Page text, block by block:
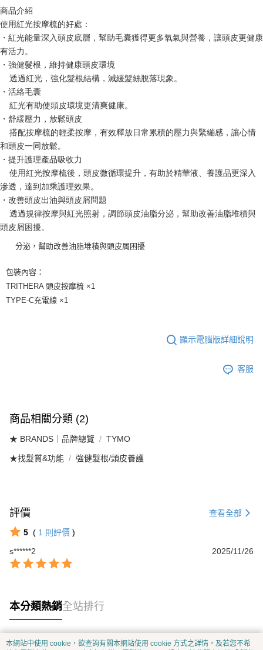
宅配-離島
每筆NT$100
商品介紹
使用紅光按摩梳的好處：
・紅光能量深入頭皮底層，幫助毛囊獲得更多氧氣與營養，讓頭皮更健康
有活力。
・強健髮根，維持健康頭皮環境
    透過紅光，強化髮根結構，減緩髮絲脫落現象。
・活絡毛囊
    紅光有助使頭皮環境更清爽健康。
・舒緩壓力，放鬆頭皮
和頭皮一同放鬆。
・提升護理產品吸收力
滲透，達到加乘護理效果。
・改善頭皮出油與頭皮屑問題
頭皮屑困擾。
分泌，幫助改善油脂堆積與頭皮屑困擾
包裝內容：
TRITHERA 頭皮按摩梳 ×1
TYPE-C充電線 ×1
顯示電腦版詳細說明
客服
商品相關分類 (2)
★ BRANDS｜品牌總覽 TYMO
★找髮質&功能 強健髮根/頭皮養護
評價 查看全部
5 ( 1 則評價 )
s******2
2025/11/26
本分類熱銷全站排行
本網站中使用 cookie，欲查詢有關本網站使用 cookie 方式之詳情，及若您不希